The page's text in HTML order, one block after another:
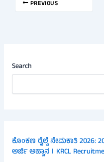
PREVIOUS
Search
ಕೊಂಕಣ ರೈಲ್ವೆ ನೇಮಕಾತಿ 2026:
ಅರ್ಜಿ ಅಹ್ವಾನ । KRCL